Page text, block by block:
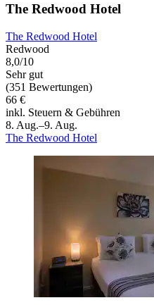
The Redwood Hotel
The Redwood Hotel
Redwood
8,0/10
Sehr gut
(351 Bewertungen)
66 €
inkl. Steuern & Gebühren
8. Aug.–9. Aug.
The Redwood Hotel